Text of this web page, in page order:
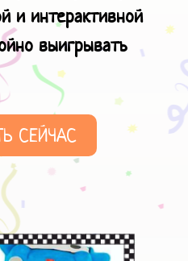
и интерактивной
выигрывать
СЕЙЧАС